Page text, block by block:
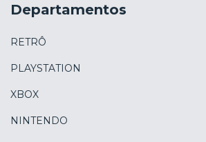
Departamentos
RETRÔ
PLAYSTATION
XBOX
NINTENDO